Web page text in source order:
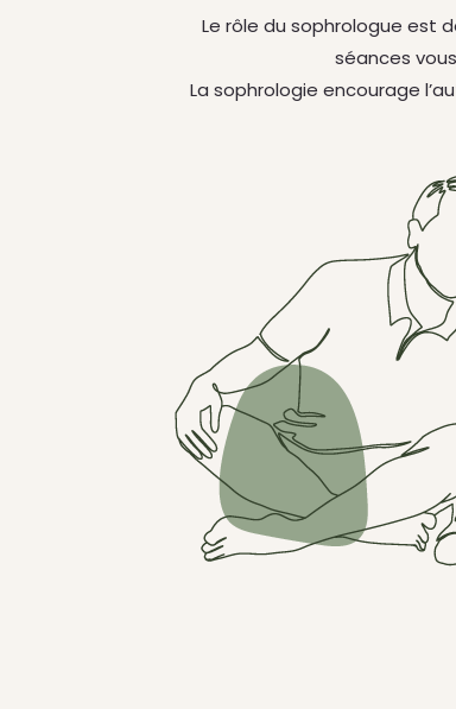
Le rôle du sophrologue est
séances
La sophrologie encourage